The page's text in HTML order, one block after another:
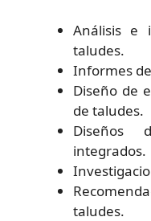
Análisis e
taludes.
Informes
Diseño de
de taludes.
Diseños
integrados.
taludes.